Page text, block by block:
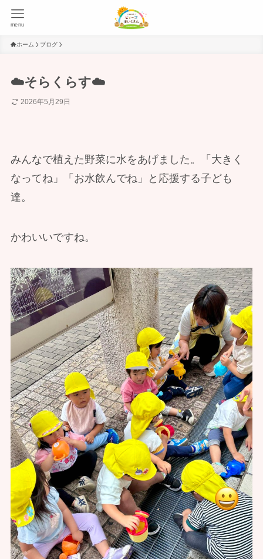
menu
ホーム ブログ
☁️そらくらす☁️
2026年5月29日
みんなで植えた野菜に水をあげました。「大きく
なってね」「お水飲んでね」と応援する子ども
達。
かわいいですね。